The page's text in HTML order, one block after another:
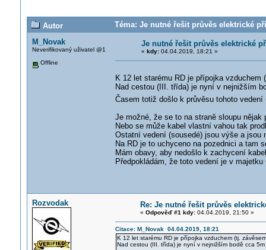
Autor
Téma: Je nutné řešit průvěs elektrické
M_Novak
Neverifikovaný uživatel @1
Offline
Je nutné řešit průvěs elektrické
« kdy:04.04.2019, 18:21 »
K 12 let starému RD je přípojka
Nad cestou (III. třída) je nyní v nejnižším
Časem totiž došlo k průvěsu tohoto
Je možné, že se to na straně sloupu nějak
Nebo se může kabel vlastní vahou tak
Ostatní vedení (sousedé) jsou výše a jsou
Na RD je to uchyceno na pozednici a tam
Mám obavy, aby nedošlo k zachycení
Předpokládám, že toto vedení je v
Rozvodak Re: Je nutné řešit průvěs
« Odpověď #1 kdy:04.04.2019, 21:50 »
Citace: M_Novak 04.04.2019, 18:21
K 12 let starému RD je přípojka vzduchem (tj.
Nad cestou (III. třída) je nyní v nejnižším bodě cca 5m